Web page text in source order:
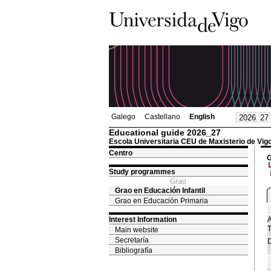
Galego Castellano English
Educational guide 2026_27
Escola Universitaria CEU de Maxisterio de
Centro
Study programmes
Grao
Grao en Educación Infantil
Grao en Educación Primaria
Interest Information
Main website
Secretaría
Bibliografía